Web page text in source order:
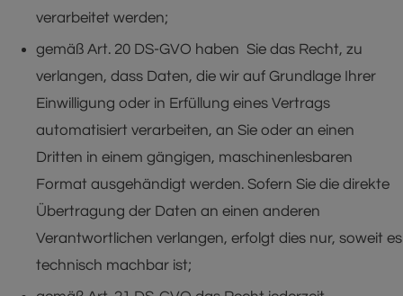
verarbeitet werden;
gemäß Art. 20 DS-GVO haben Sie das Recht, zu
verlangen, dass Daten, die wir auf Grundlage Ihrer
Einwilligung oder in Erfüllung eines Vertrags
automatisiert verarbeiten, an Sie oder an einen
Dritten in einem gängigen, maschinenlesbaren
Format ausgehändigt werden. Sofern Sie die direkte
Übertragung der Daten an einen anderen
Verantwortlichen verlangen, erfolgt dies nur, soweit es
technisch machbar ist;